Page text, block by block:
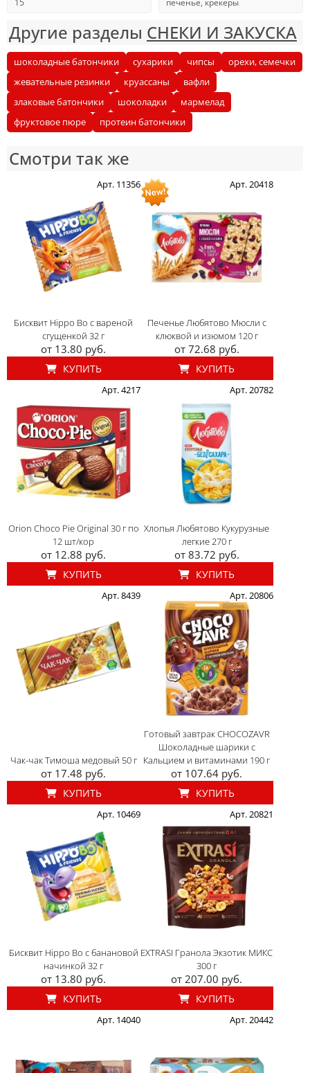
Другие разделы СНЕКИ И ЗАКУСКА
шоколадные батончики сухарики чипсы
орехи, семечки
жевательные резинки
круассаны
вафли
злаковые батончики
шоколадки
мармелад
фруктовое пюре
протеин батончики
Смотри так же
Арт. 11356
Бисквит Hippo Bo с вареной
сгущенкой 32 г
от 13.80 руб.
КУПИТЬ
Арт. 20418
Печенье Любятово Мюсли с
клюквой и изюмом 120 г
от 72.68 руб.
КУПИТЬ
Арт. 4217
Orion Choco Pie Original 30 г по
12 шт/кор
от 12.88 руб.
КУПИТЬ
Арт. 20782
Хлопья Любятово Кукурузные
легкие 270 г
от 83.72 руб.
КУПИТЬ
Арт. 8439
Чак-чак Тимоша медовый 50 г
от 17.48 руб.
КУПИТЬ
Арт. 20806
Готовый завтрак CHOCOZAVR
Шоколадные шарики с
Кальцием и витаминами 190 г
от 107.64 руб.
КУПИТЬ
Арт. 10469
Бисквит Hippo Bo с банановой
начинкой 32 г
от 13.80 руб.
КУПИТЬ
Арт. 20821
EXTRASI Гранола Экзотик МИКС
300 г
от 207.00 руб.
КУПИТЬ
Арт. 14040 Арт. 20442